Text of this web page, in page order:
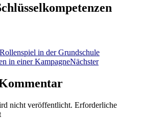
in der Grundschule
in einer KampagneNächster
nicht veröffentlicht. Erforderliche